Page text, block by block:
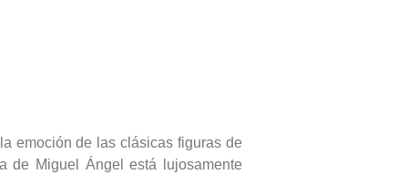
emoción de las clásicas figuras de
de Miguel Ángel está lujosamente